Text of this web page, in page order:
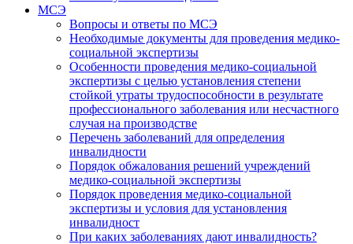
МСЭ
Вопросы и ответы по МСЭ
Необходимые документы для проведения медико-
социальной экспертизы
Особенности проведения медико-социальной
экспертизы с целью установления степени
стойкой утраты трудоспособности в результате
профессионального заболевания или несчастного
случая на производстве
Перечень заболеваний для определения
инвалидности
Порядок обжалования решений учреждений
медико-социальной экспертизы
Порядок проведения медико-социальной
экспертизы и условия для установления
инвалидност
При каких заболеваниях дают инвалидность?